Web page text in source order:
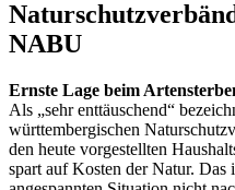
NABU
Ernste Lage beim
Als „sehr enttäuschend“
württembergischen
den heute vorgestellten
spart auf Kosten der Natur. Das